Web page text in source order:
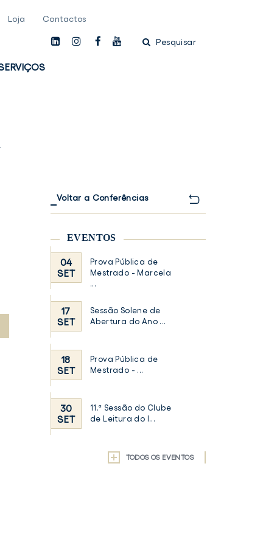
Loja Contactos
linkedininstagamfacebook
youtubePesquisar
Voltar a Conferências
EVENTOS
04
SET
Prova Pública de
Mestrado - Marcela
...
17
SET
Sessão Solene de
Abertura do Ano ...
18
SET
Prova Pública de
Mestrado - ...
30
SET
11.ª Sessão do Clube
de Leitura do I...
TODOS OS EVENTOS